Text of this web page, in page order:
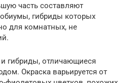
часть составляют
гибриды которых
для комнатных, не
гибриды, отличающиеся
Окраска варьируется от